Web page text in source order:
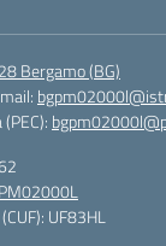
Bergamo (BG)
UF83HL